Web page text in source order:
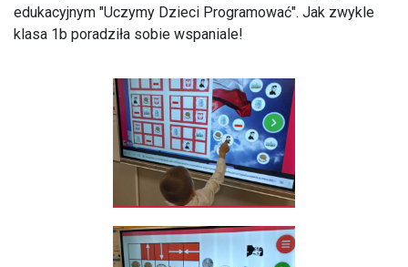
edukacyjnym "Uczymy Dzieci Programować". Jak zwykle
klasa 1b poradziła sobie wspaniale!